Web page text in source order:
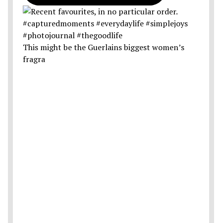
This might be the Guerlains biggest women’s
fragra